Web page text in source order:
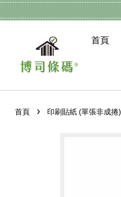
首頁
首頁 › 印刷貼紙 (單張非成捲)